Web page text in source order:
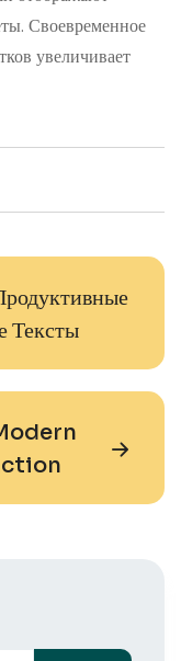
Своевременное
увеличивает
Тексты